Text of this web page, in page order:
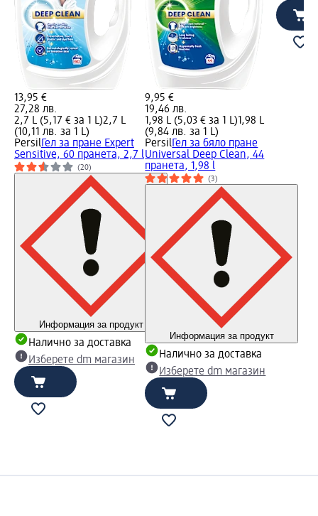
13,95 €
27,28 лв.
2,7 L (5,17 € за 1 L)2,7 L
(10,11 лв. за 1 L)
Persil Гел за пране Expert
Sensitive, 60 пранета, 2,7 l
(20)
Информация за продукт
Налично за доставка
Изберете dm магазин
9,95 €
19,46 лв.
1,98 L (5,03 € за 1 L)1,98 L
(9,84 лв. за 1 L)
Persil Гел за бяло пране
Universal Deep Clean, 44
пранета, 1,98 l
(3)
Информация за продукт
Налично за доставка
Изберете dm магазин